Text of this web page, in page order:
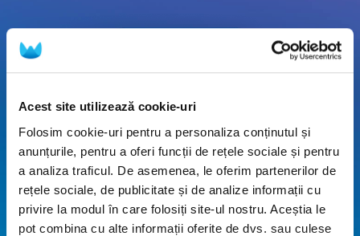
Acest site utilizează cookie-uri
Folosim cookie-uri pentru a personaliza conținutul și
anunțurile, pentru a oferi funcții de rețele sociale și pentru
a analiza traficul. De asemenea, le oferim partenerilor de
rețele sociale, de publicitate și de analize informații cu
privire la modul în care folosiți site-ul nostru. Aceștia le
pot combina cu alte informații oferite de dvs. sau culese